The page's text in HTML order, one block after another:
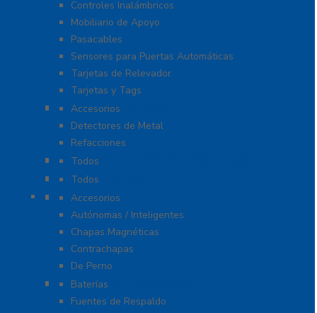
Controles Inalámbricos
Mobiliario de Apoyo
Pasacables
Sensores para Puertas Automáticas
Tarjetas de Relevador
Tarjetas y Tags
Detectores De Metal
Accesorios
Detectores de Metal
Refacciones
Control De Rondas Para Vigilantes
Todos
Equipo Blindado
Todos
Cerraduras
Accesorios
Autónomas / Inteligentes
Chapas Magnéticas
Contrachapas
De Perno
Fuentes de Alimentación
Baterías
Fuentes de Respaldo